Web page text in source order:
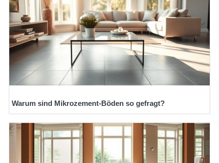
Warum sind Mikrozement-Böden so gefragt?